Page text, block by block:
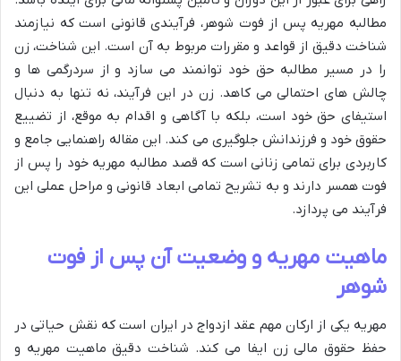
مطالبه مهریه پس از فوت شوهر، فرآیندی قانونی است که نیازمند
شناخت دقیق از قواعد و مقررات مربوط به آن است. این شناخت، زن
را در مسیر مطالبه حق خود توانمند می سازد و از سردرگمی ها و
چالش های احتمالی می کاهد. زن در این فرآیند، نه تنها به دنبال
استیفای حق خود است، بلکه با آگاهی و اقدام به موقع، از تضییع
حقوق خود و فرزندانش جلوگیری می کند. این مقاله راهنمایی جامع و
کاربردی برای تمامی زنانی است که قصد مطالبه مهریه خود را پس از
فوت همسر دارند و به تشریح تمامی ابعاد قانونی و مراحل عملی این
فرآیند می پردازد.
ماهیت مهریه و وضعیت آن پس از فوت
شوهر
مهریه یکی از ارکان مهم عقد ازدواج در ایران است که نقش حیاتی در
حفظ حقوق مالی زن ایفا می کند. شناخت دقیق ماهیت مهریه و